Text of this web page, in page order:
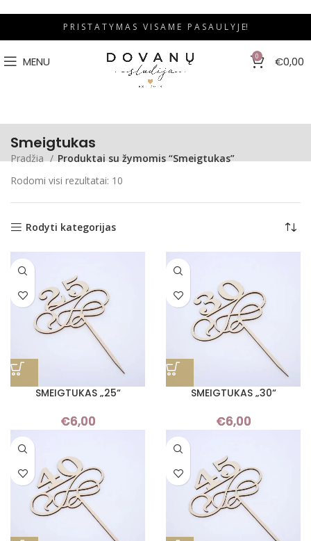
P R I S T A T Y M A S V I S A M E P A S A U L Y J E!
MENU 0 €0,00
Smeigtukas
Pradžia
Produktai su žymomis “Smeigtukas”
Rodomi visi rezultatai: 10
Rodyti kategorijas
SMEIGTUKAS „25“
€6,00
SMEIGTUKAS „30“
€6,00